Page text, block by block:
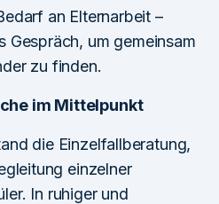
an Elternarbeit –
Gespräch, um gemeinsam
zu finden.
im Mittelpunkt
die Einzelfallberatung,
einzelner
In ruhiger und